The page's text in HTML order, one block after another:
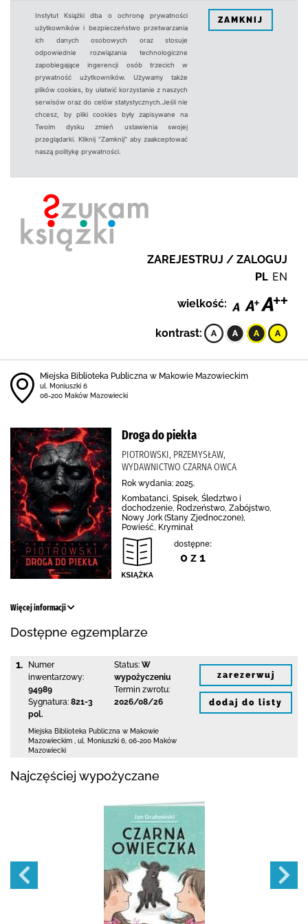
Instytut Książki dba o ochronę prywatności
użytkowników i bezpieczeństwo przetwarzania
ich danych osobowych oraz stosuje
odpowiednie rozwiązania technologiczne
zapobiegające ingerencji osób trzecich w
prywatność użytkowników. Używamy także
plików cookies, by ułatwić korzystanie z naszych
serwisów oraz do celów statystycznych.Jeśli nie
chcesz, by pliki cookies były zapisywane na
Twoim dysku zmień ustawienia swojej
przeglądarki. Kliknij "Zamknij" aby zaakceptować
naszą politykę prywatności.
ZAMKNIJ
ZAREJESTRUJ / ZALOGUJ
PL EN
wielkość:
kontrast:
Miejska Biblioteka Publiczna w Makowie Mazowieckim
ul. Moniuszki 6
06-200 Maków Mazowiecki
Droga do piekła
PIOTROWSKI, PRZEMYSŁAW,
WYDAWNICTWO CZARNA OWCA
Rok wydania: 2025.
Kombatanci, Spisek, Śledztwo i
dochodzenie, Rodzeństwo, Zabójstwo,
Nowy Jork (Stany Zjednoczone),
Powieść, Kryminał
dostępne:
0 z 1
Więcej informacji
Dostępne egzemplarze
1.
Numer
inwentarzowy:
94989
Sygnatura: 821-3
pol.
Status: W
wypożyczeniu
Termin zwrotu:
2026/08/26
Miejska Biblioteka Publiczna w Makowie
Mazowieckim
ul. Moniuszki 6 06-200 Maków
Mazowiecki
zarezerwuj
dodaj do listy
Najczęściej wypożyczane